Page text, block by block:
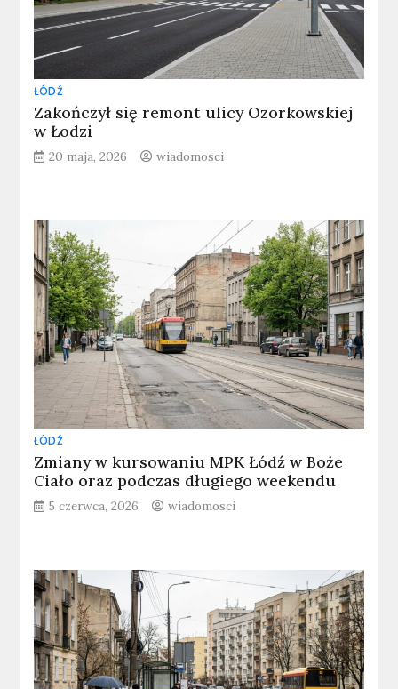
ŁÓDŹ
Zakończył się remont ulicy Ozorkowskiej
w Łodzi
20 maja, 2026 wiadomosci
ŁÓDŹ
Zmiany w kursowaniu MPK Łódź w Boże
Ciało oraz podczas długiego weekendu
5 czerwca, 2026 wiadomosci